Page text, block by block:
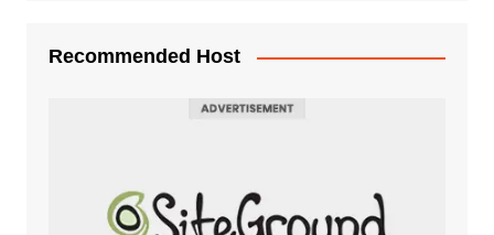
Recommended Host